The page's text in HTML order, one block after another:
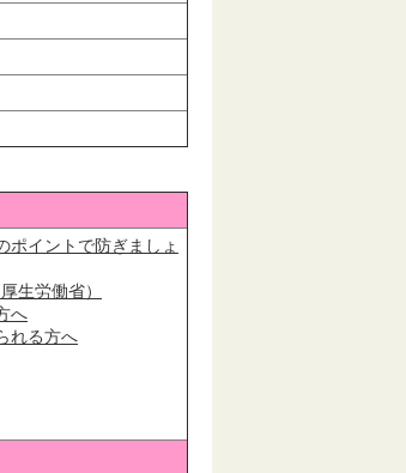
ポイントで防ぎましょ
生労働省）
へ
れる方へ